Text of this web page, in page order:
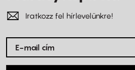
Iratkozz fel hírlevelünkre!